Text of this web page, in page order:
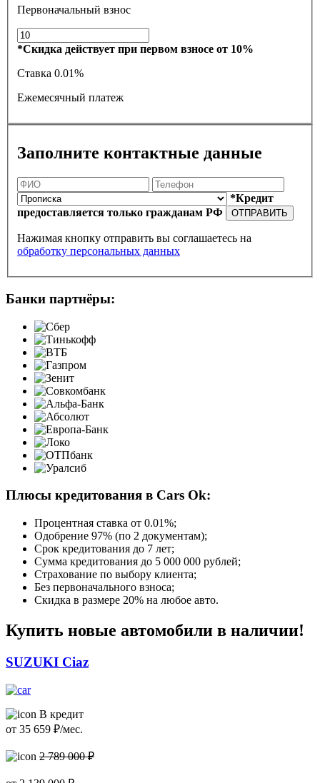
Первоначальный взнос
*Скидка действует при первом взносе от 10%
Ставка 0.01%
Ежемесячный платеж
Заполните контактные данные
*Кредит
предоставляется только гражданам РФ
ОТПРАВИТЬ
Нажимая кнопку отправить вы соглашаетесь на
обработку персональных данных
Банки партнёры:
Плюсы кредитования в Cars Ok:
Процентная ставка от 0.01%;
Одобрение 97% (по 2 документам);
Срок кредитования до 7 лет;
Сумма кредитования до 5 000 000 рублей;
Страхование по выбору клиента;
Без первоначального взноса;
Скидка в размере 20% на любое авто.
Купить новые автомобили в наличии!
SUZUKI Ciaz
В кредит
от 35 659 ₽/мес.
2 789 000 ₽